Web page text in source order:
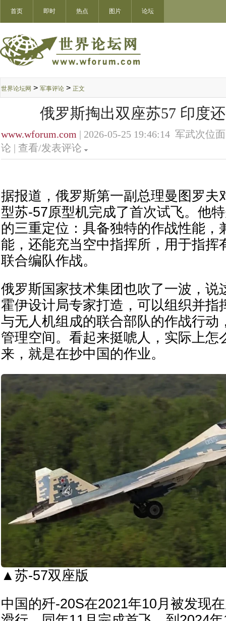
首页 即时 热点 图片 论坛
世界论坛网 > 军事评论 > 正文
俄罗斯掏出双座苏57 印度
www.wforum.com | 2026-05-25 19:46:14 军武次位
论 | 查看/发表评论
据报道，俄罗斯第一副总理曼图罗夫
型苏-57原型机完成了首次试飞。他
的三重定位：具备独特的作战性能，
能，还能充当空中指挥所，用于指挥
联合编队作战。
俄罗斯国家技术集团也吹了一波，说
霍伊设计局专家打造，可以组织并指
与无人机组成的联合部队的作战行动
管理空间。看起来挺唬人，实际上怎
来，就是在抄中国的作业。
▲苏-57双座版
中国的歼-20S在2021年10月被发现